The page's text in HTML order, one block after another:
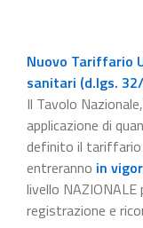
Nuovo Tariffario
sanitari (d.lgs.
Il Tavolo
applicazione di
definito il tariffario
entreranno in
livello
registrazione e